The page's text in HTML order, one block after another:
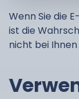
Wenn Sie die
ist die
nicht bei Ihnen